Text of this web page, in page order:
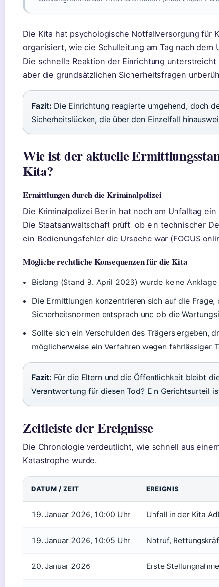
Die Kita hat psychologische Notfallversorgung für
organisiert, wie die Schulleitung am Tag nach dem
Die schnelle Reaktion der Einrichtung
aber die grundsätzlichen Sicherheitsfragen
Fazit: Die Einrichtung reagierte umgehend, doch
Sicherheitslücken, die über den Einzelfall
Wie ist der aktuelle
Kita?
Ermittlungen durch die Kriminalpolizei
Die Kriminalpolizei Berlin hat noch am Unfalltag
Die Staatsanwaltschaft prüft, ob ein technischer
ein Bedienungsfehler die Ursache war (FOCUS
Mögliche rechtliche Konsequenzen für die Kita
Bislang (Stand 8. April 2026) wurde keine Anklage
Die Ermittlungen konzentrieren sich auf die Frage,
Sicherheitsnormen entsprach und ob die
Sollte sich ein Verschulden des Trägers ergeben,
möglicherweise ein Verfahren wegen fahrlässiger
Fazit: Für die Eltern und die Öffentlichkeit bleibt
Verantwortung für diesen Tod? Ein Gerichtsurteil
Zeitleiste der Ereignisse
Die Chronologie verdeutlicht, wie schnell aus
Katastrophe wurde.
DATUM / ZEIT EREIGNIS
19. Januar 2026, 10:00 Uhr Unfall in der Kita
19. Januar 2026, 10:05 Uhr Notruf,
20. Januar 2026 Erste